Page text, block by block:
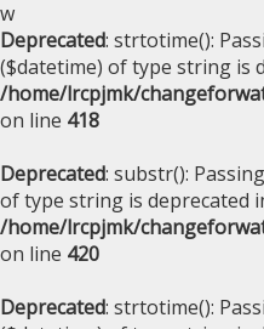
w
Deprecated: strtotime():
($datetime) of type string is
/home/lrcpjmk/
on line 418
Deprecated: substr():
of type string is deprecated
/home/lrcpjmk/
on line 420
Deprecated: strtotime():